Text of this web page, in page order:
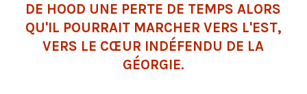
DE HOOD UNE PERTE DE TEMPS ALORS
QU'IL POURRAIT MARCHER VERS L'EST,
VERS LE CŒUR INDÉFENDU DE LA
GÉORGIE.